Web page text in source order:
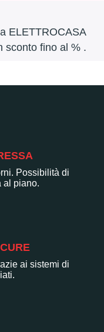
ELETTROCASA
sconto fino al % .
Possibilità di
al piano.
ai sistemi di